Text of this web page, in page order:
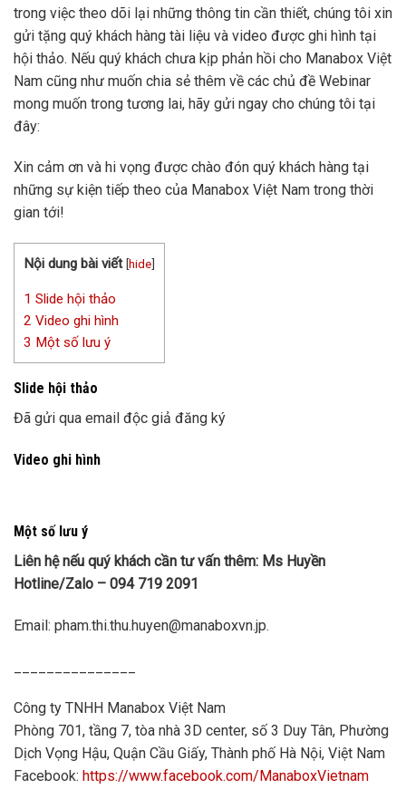
trong việc theo dõi lại những thông tin cần thiết, chúng tôi xin
gửi tặng quý khách hàng tài liệu và video được ghi hình tại
hội thảo. Nếu quý khách chưa kịp phản hồi cho Manabox Việt
Nam cũng như muốn chia sẻ thêm về các chủ đề Webinar
mong muốn trong tương lai, hãy gửi ngay cho chúng tôi tại
đây:
Xin cảm ơn và hi vọng được chào đón quý khách hàng tại
những sự kiện tiếp theo của Manabox Việt Nam trong thời
gian tới!
Nội dung bài viết [hide]
1 Slide hội thảo
2 Video ghi hình
3 Một số lưu ý
Slide hội thảo
Đã gửi qua email độc giả đăng ký
Video ghi hình
Một số lưu ý
Liên hệ nếu quý khách cần tư vấn thêm: Ms Huyền
Hotline/Zalo – 094 719 2091
Email: pham.thi.thu.huyen@manaboxvn.jp.
Công ty TNHH Manabox Việt Nam
Phòng 701, tầng 7, tòa nhà 3D center, số 3 Duy Tân, Phường
Dịch Vọng Hậu, Quận Cầu Giấy, Thành phố Hà Nội, Việt Nam
Facebook: https://www.facebook.com/ManaboxVietnam